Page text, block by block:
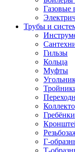
Газовые
Трубы и
Гильзы
Кольца
Муфты
Гребёнки
Г-
Т-